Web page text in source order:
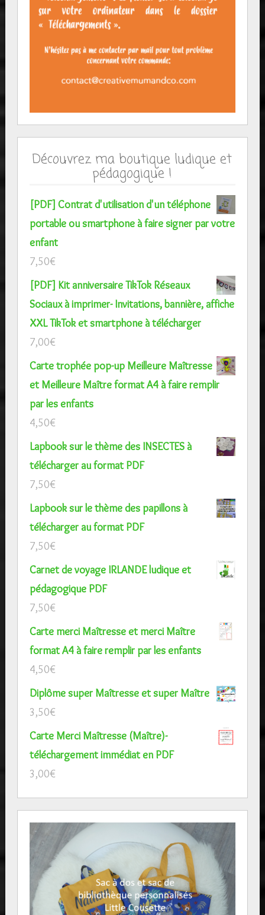
Découvrez ma boutique ludique et
pédagogique !
[PDF] Contrat d'utilisation d'un téléphone
portable ou smartphone à faire signer par votre
enfant
7,50€
[PDF] Kit anniversaire TikTok Réseaux
Sociaux à imprimer- Invitations, bannière, affiche
XXL TikTok et smartphone à télécharger
7,00€
Carte trophée pop-up Meilleure Maîtresse
et Meilleure Maître format A4 à faire remplir
par les enfants
4,50€
Lapbook sur le thème des INSECTES à
télécharger au format PDF
7,50€
Lapbook sur le thème des papillons à
télécharger au format PDF
7,50€
Carnet de voyage IRLANDE ludique et
pédagogique PDF
7,50€
Carte merci Maîtresse et merci Maître
format A4 à faire remplir par les enfants
4,50€
Diplôme super Maîtresse et super Maître
3,50€
Carte Merci Maîtresse (Maître)-
téléchargement immédiat en PDF
3,00€